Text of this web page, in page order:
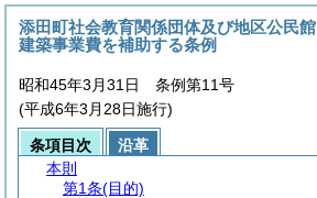
添田町社会教育関係団体及び地区公民館
建築事業費を補助する条例
昭和45年3月31日 条例第11号
(平成6年3月28日施行)
条項目次
沿革
本則
第1条(目的)